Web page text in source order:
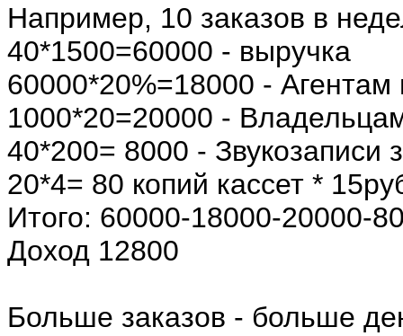
Например, 10 заказов в
40*1500=60000 - выручка
60000*20%=18000 -
1000*20=20000 -
40*200= 8000 - Звукозаписи
20*4= 80 копий кассет *
Итого: 60000-18000-20000-
Доход 12800
Больше заказов - больше